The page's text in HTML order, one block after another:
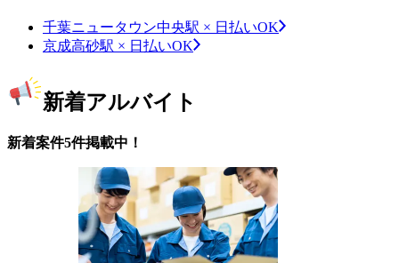
千葉ニュータウン中央駅 × 日払いOK
京成高砂駅 × 日払いOK
新着アルバイト
新着案件5件掲載中！